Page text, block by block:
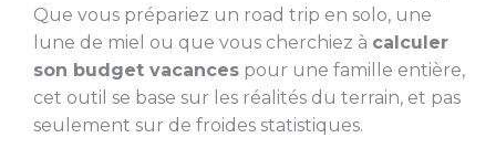
Que vous prépariez un road trip en solo, une
lune de miel ou que vous cherchiez à calculer
son budget vacancespour une famille entière,
cet outil se base sur les réalités du terrain, et pas
seulement sur de froides statistiques.